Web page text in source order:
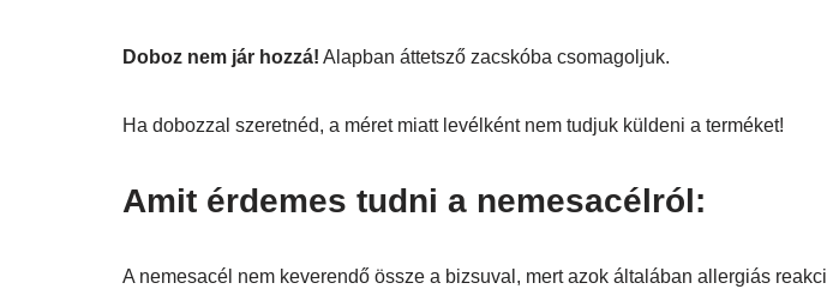
Doboz nem jár hozzá! Alapban áttetsző zacskóba csomagoljuk.
Ha dobozzal szeretnéd, a méret miatt levélként nem tudjuk küldeni a terméket!
Amit érdemes tudni a nemesacélról:
A nemesacél nem keverendő össze a bizsuval, mert azok általában allergiás